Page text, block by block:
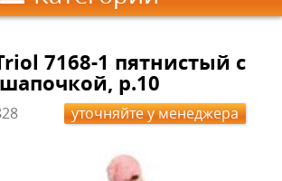
7168-1 пятнистый с
шапочкой, р.10
уточняйте у менеджера